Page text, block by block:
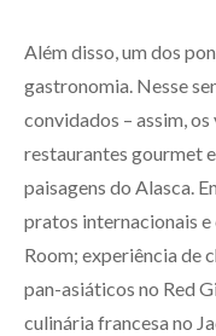
Além disso, um dos
gastronomia. Nesse
convidados – assim,
restaurantes gourmet
paisagens do Alasca.
pratos internacionais
Room; experiência de
pan-asiáticos no Red
culinária francesa no